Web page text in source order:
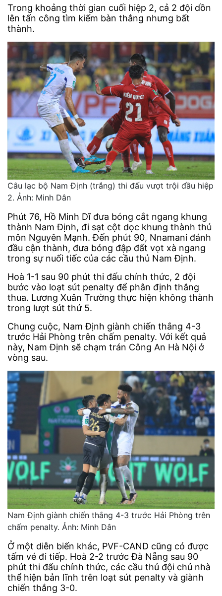
Trong khoảng thời gian cuối hiệp 2, cả 2 đội dồn
lên tấn công tìm kiếm bàn thắng nhưng bất
thành.
Câu lạc bộ Nam Định (trắng) thi đấu vượt trội đầu hiệp
2. Ảnh: Minh Dân
Phút 76, Hồ Minh Dĩ đưa bóng cắt ngang khung
thành Nam Định, đi sạt cột dọc khung thành thủ
môn Nguyên Mạnh. Đến phút 90, Nnamani đánh
đầu cận thành, đưa bóng đập đất vọt xà ngang
trong sự nuối tiếc của các cầu thủ Nam Định.
Hoà 1-1 sau 90 phút thi đấu chính thức, 2 đội
bước vào loạt sút penalty để phân định thắng
thua. Lương Xuân Trường thực hiện không thành
trong lượt sút thứ 5.
Chung cuộc, Nam Định giành chiến thắng 4-3
trước Hải Phòng trên chấm penalty. Với kết quả
này, Nam Định sẽ chạm trán Công An Hà Nội ở
vòng sau.
Nam Định giành chiến thắng 4-3 trước Hải Phòng trên
chấm penalty. Ảnh: Minh Dân
Ở một diễn biến khác, PVF-CAND cũng có được
tấm vé đi tiếp. Hoà 2-2 trước Đà Nẵng sau 90
phút thi đấu chính thức, các cầu thủ đội chủ nhà
thể hiện bản lĩnh trên loạt sút penalty và giành
chiến thắng 3-0.